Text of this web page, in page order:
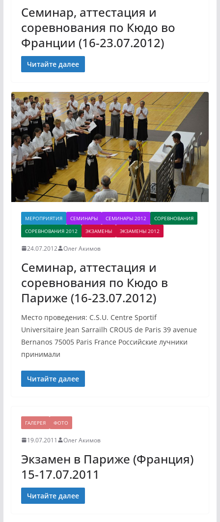
Семинар, аттестация и
соревнования по Кюдо во
Франции (16-23.07.2012)
Читайте далее
МЕРОПРИЯТИЯ СЕМИНАРЫ СЕМИНАРЫ 2012
СОРЕВНОВАНИЯ
СОРЕВНОВАНИЯ 2012
ЭКЗАМЕНЫ ЭКЗАМЕНЫ 2012
24.07.2012 Олег Акимов
Семинар, аттестация и
соревнования по Кюдо в
Париже (16-23.07.2012)
Место проведения: C.S.U. Centre Sportif
Universitaire Jean Sarrailh CROUS de Paris 39 avenue
Bernanos 75005 Paris France Российские лучники
принимали
Читайте далее
ГАЛЕРЕЯ ФОТО
19.07.2011 Олег Акимов
Экзамен в Париже (Франция)
15-17.07.2011
Читайте далее